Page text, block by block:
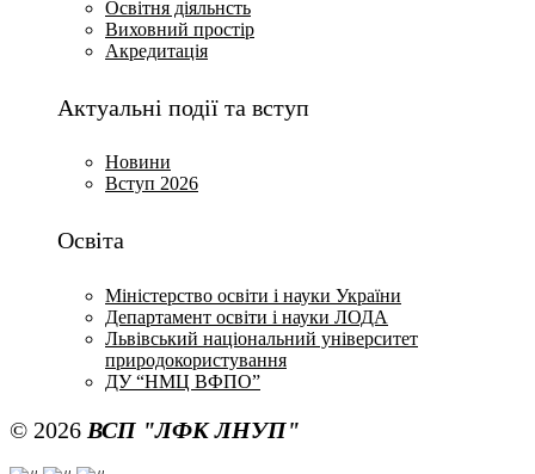
Освітня діяльнсть
Виховний простір
Акредитація
Актуальні події та вступ
Новини
Вступ 2026
Освіта
Міністерство освіти і науки України
Департамент освіти і науки ЛОДА
Львівський національний університет
природокористування
ДУ “НМЦ ВФПО”
© 2026 ВСП "ЛФК ЛНУП"